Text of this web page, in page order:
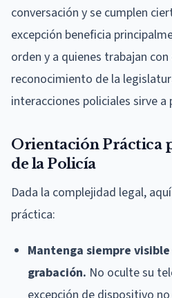
conversación y se cumplen
excepción beneficia
orden y a quienes trabajan
reconocimiento de la
interacciones policiales sirve
Orientación Práctica
de la Policía
Dada la complejidad legal,
práctica:
Mantenga siempre
grabación. No oculte su